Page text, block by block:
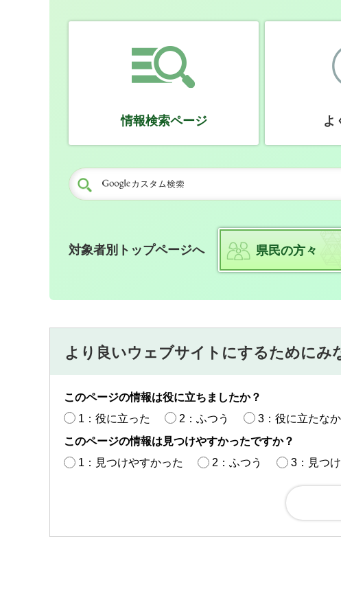
情報検索ページ よ
対象者別トップページへ 県民の方々
より良いウェブサイトにするためにみ
このページの情報は役に立ちましたか？
1：役に立った
2：ふつう
3：役に立たな
このページの情報は見つけやすかったですか？
1：見つけやすかった
2：ふつう 3：見つ